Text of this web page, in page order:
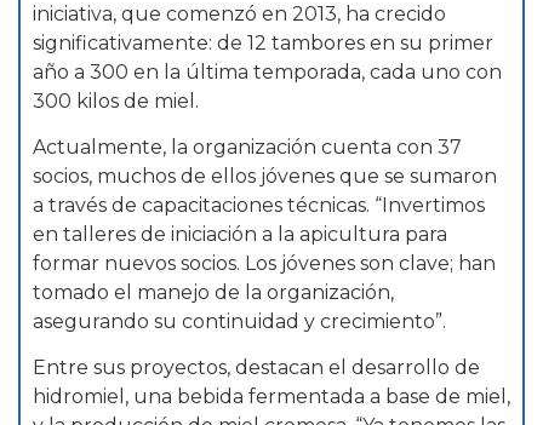
iniciativa, que comenzó en 2013, ha crecido
significativamente: de 12 tambores en su primer
año a 300 en la última temporada, cada uno con
300 kilos de miel.
Actualmente, la organización cuenta con 37
socios, muchos de ellos jóvenes que se sumaron
a través de capacitaciones técnicas. “Invertimos
en talleres de iniciación a la apicultura para
formar nuevos socios. Los jóvenes son clave; han
tomado el manejo de la organización,
asegurando su continuidad y crecimiento”.
Entre sus proyectos, destacan el desarrollo de
hidromiel, una bebida fermentada a base de miel,